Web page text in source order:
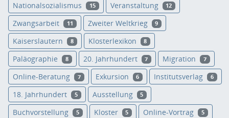
Nationalsozialismus 15 Veranstaltung 12
Zwangsarbeit 11 Zweiter Weltkrieg 9
Kaiserslautern 8 Klosterlexikon 8
Paläographie 8 20. Jahrhundert 7 Migration 7
Online-Beratung 7 Exkursion 6 Institutsverlag 6
18. Jahrhundert 5 Ausstellung 5
Buchvorstellung 5 Kloster 5 Online-Vortrag 5